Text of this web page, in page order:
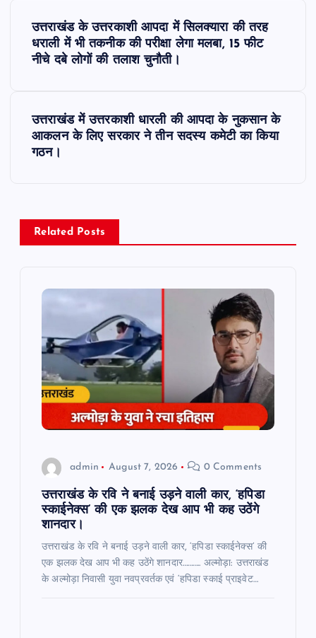
v
उत्तराखंड के उत्तरकाशी आपदा में सिलक्यारा की तरह
धराली में भी तकनीक की परीक्षा लेगा मलबा, 15 फीट
नीचे दबे लोगों की तलाश चुनौती।
उत्तराखंड में उत्तरकाशी धारली की आपदा के नुकसान के
आकलन के लिए सरकार ने तीन सदस्य कमेटी का किया
गठन।
Related Posts
admin August 7, 2026 0 Comments
उत्तराखंड के रवि ने बनाई उड़ने वाली कार, ‘हपिडा
स्काईनेक्स’ की एक झलक देख आप भी कह उठेंगे
शानदार।
उत्तराखंड के रवि ने बनाई उड़ने वाली कार, ‘हपिडा स्काईनेक्स’ की
एक झलक देख आप भी कह उठेंगे शानदार……….. अल्मोड़ा: उत्तराखंड
के अल्मोड़ा निवासी युवा नवप्रवर्तक एवं ‘हपिडा स्काई प्राइवेट…